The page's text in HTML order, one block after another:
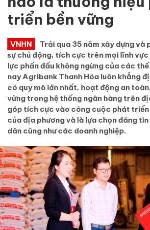
triển bền vững
VNHN
Trải qua 35 năm xây dựng và
sự chủ động, tích cực trên mọi lĩnh
lực phấn đấu không ngừng của các
nay Agribank Thanh Hóa luôn khẳng
có quy mô lớn nhất, hoạt động an
vững trong hệ thống ngân hàng trên
góp tích cực vào công cuộc phát triển
của địa phương và là lựa chọn đáng
dân cũng như các doanh nghiệp.